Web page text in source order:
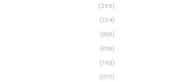
(299)
(704)
(1591)
(1716)
(793)
(1777)